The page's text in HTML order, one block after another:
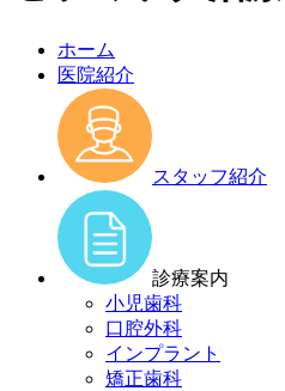
ホーム
医院紹介
スタッフ紹介
診療案内
小児歯科
口腔外科
インプラント
矯正歯科